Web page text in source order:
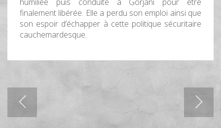
finalement libérée. Elle a perdu son emploi ainsi que
son espoir d’échapper à cette politique sécuritaire
cauchemardesque.